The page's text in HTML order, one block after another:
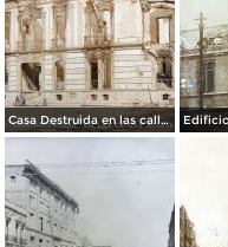
Casa Destruida en las calles de Balderas y Victoria Durante la Decena Trágica (1913)